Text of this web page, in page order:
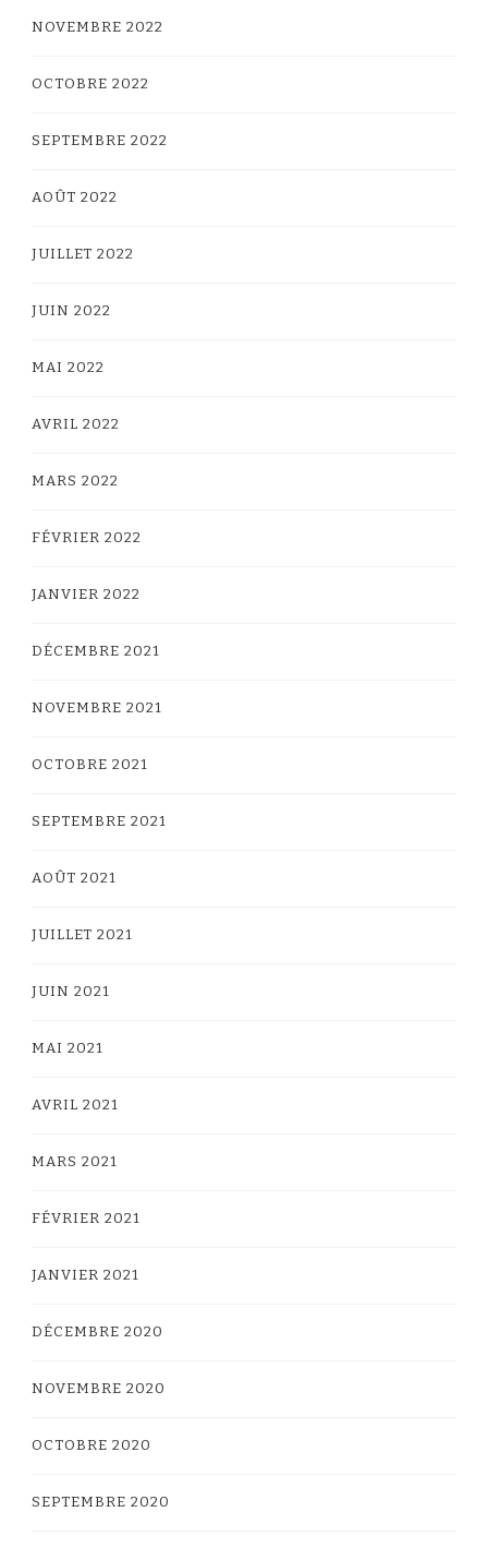
NOVEMBRE 2022
OCTOBRE 2022
SEPTEMBRE 2022
AOÛT 2022
JUILLET 2022
JUIN 2022
MAI 2022
AVRIL 2022
MARS 2022
FÉVRIER 2022
JANVIER 2022
DÉCEMBRE 2021
NOVEMBRE 2021
OCTOBRE 2021
SEPTEMBRE 2021
AOÛT 2021
JUILLET 2021
JUIN 2021
MAI 2021
AVRIL 2021
MARS 2021
FÉVRIER 2021
JANVIER 2021
DÉCEMBRE 2020
NOVEMBRE 2020
OCTOBRE 2020
SEPTEMBRE 2020